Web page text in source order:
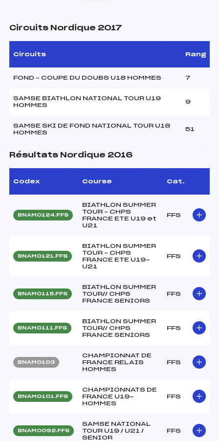
Circuits Nordique 2017
Circuits Rang
FOND – COUPE DU DOUBS U18 HOMMES 7
SAMSE BIATHLON NATIONAL TOUR U19
HOMMES
9
SAMSE SKI DE FOND NATIONAL TOUR U18
HOMMES
51
Résultats Nordique 2016
Codex Course Cat.
BNAM0124.FFS
BIATHLON SUMMER
TOUR – CHPS
FRANCE ETE U19 et
U21
FFS
BNAM0121.FFS
BIATHLON SUMMER
TOUR – CHPS
FRANCE ETE U19-
U21
FFS
BNAM0115.FFS
BIATHLON SUMMER
TOUR// CHPS
FRANCE SENIORS
FFS
BNAM0111.FFS
BIATHLON SUMMER
TOUR// CHPS
FRANCE SENIORS
FFS
BNAM0103
CHAMPIONNAT DE
FRANCE RELAIS
HOMMES
FFS
BNAM0101.FFS
CHAMPIONNATS DE
FRANCE U19-
HOMMES
FFS
BNAM0092.FFS
SAMSE NATIONAL
TOUR U19 / U21 /
SENIOR
FFS